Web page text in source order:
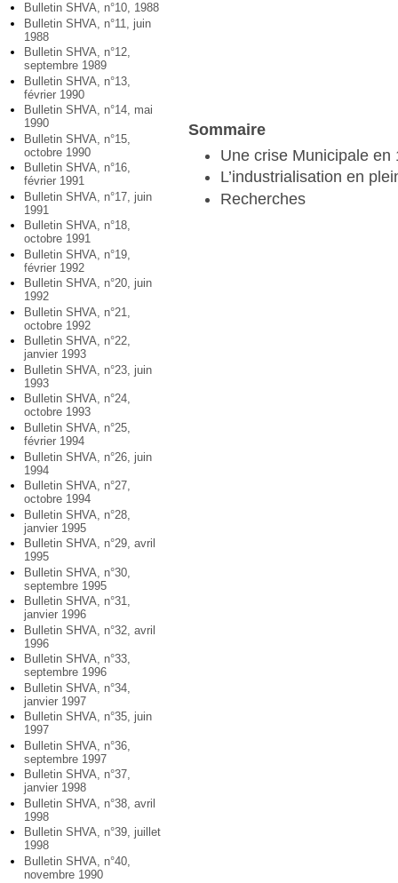
Bulletin SHVA, n°10, 1988
Bulletin SHVA, n°11, juin
1988
Bulletin SHVA, n°12,
septembre 1989
Bulletin SHVA, n°13,
février 1990
Bulletin SHVA, n°14, mai
1990
Bulletin SHVA, n°15,
octobre 1990
Bulletin SHVA, n°16,
février 1991
Bulletin SHVA, n°17, juin
1991
Bulletin SHVA, n°18,
octobre 1991
Bulletin SHVA, n°19,
février 1992
Bulletin SHVA, n°20, juin
1992
Bulletin SHVA, n°21,
octobre 1992
Bulletin SHVA, n°22,
janvier 1993
Bulletin SHVA, n°23, juin
1993
Bulletin SHVA, n°24,
octobre 1993
Bulletin SHVA, n°25,
février 1994
Bulletin SHVA, n°26, juin
1994
Bulletin SHVA, n°27,
octobre 1994
Bulletin SHVA, n°28,
janvier 1995
Bulletin SHVA, n°29, avril
1995
Bulletin SHVA, n°30,
septembre 1995
Bulletin SHVA, n°31,
janvier 1996
Bulletin SHVA, n°32, avril
1996
Bulletin SHVA, n°33,
septembre 1996
Bulletin SHVA, n°34,
janvier 1997
Bulletin SHVA, n°35, juin
1997
Bulletin SHVA, n°36,
septembre 1997
Bulletin SHVA, n°37,
janvier 1998
Bulletin SHVA, n°38, avril
1998
Bulletin SHVA, n°39, juillet
1998
Bulletin SHVA, n°40,
novembre 1990
Sommaire
Une crise Municipale en
L’industrialisation en
Recherches